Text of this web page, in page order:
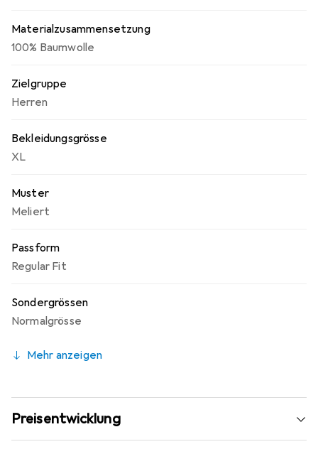
Materialzusammensetzung
100% Baumwolle
Zielgruppe
Herren
Bekleidungsgrösse
XL
Muster
Meliert
Passform
Regular Fit
Sondergrössen
Normalgrösse
Mehr anzeigen
Preisentwicklung